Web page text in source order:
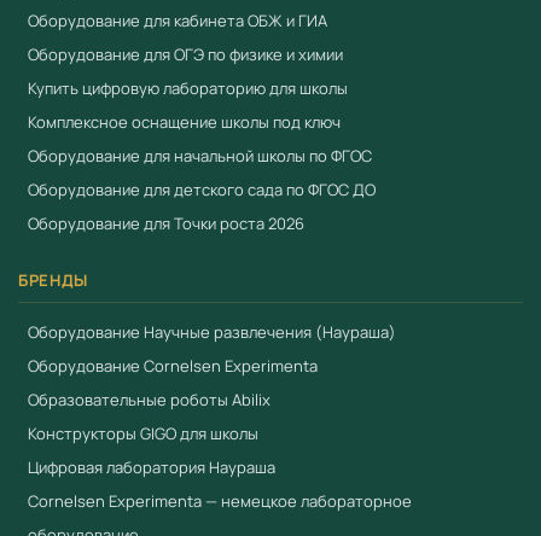
Работаем по 44-ФЗ и 223-ФЗ — полный пакет
документов для госзакупок
Купить Тактильные мячики в Учебный стандарт
Компания «Учебный стандарт» (ИНН 3801158281) —
официальный поставщик образовательного
оборудования с 2018 года. Поставляем оборудование,
включённое в реестр промышленной продукции
Минпромторга (ПП РФ № 719). Предоставляем выписку
из реестра, сертификаты ЕАЭС. Предоставляем счета-
фактуры, товарные накладные и гарантийные талоны.
Работаем по 44-ФЗ и 223-ФЗ. Доставка по всей России
от 3 рабочих дней. Для расчёта коммерческого
предложения:+7 (904) 115-00-56
fgostorg.ru@yandex.ru.
Поставляется компаниейООО «Учебный Стандарт»
Оборудование для кабинета ОБЖ и ГИА
Оборудование для ОГЭ по физике и химии
Купить цифровую лабораторию для школы
Комплексное оснащение школы под ключ
Оборудование для начальной школы по ФГОС
Оборудование для детского сада по ФГОС ДО
Оборудование для Точки роста 2026
БРЕНДЫ
Оборудование Научные развлечения (Наураша)
Оборудование Cornelsen Experimenta
Образовательные роботы Abilix
Конструкторы GIGO для школы
Цифровая лаборатория Наураша
Cornelsen Experimenta — немецкое лабораторное